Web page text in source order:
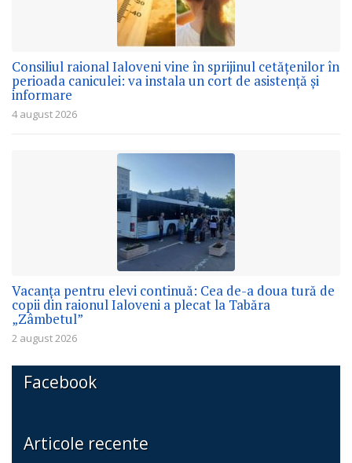
Consiliul raional Ialoveni vine în sprijinul cetățenilor în
perioada caniculei: va instala un cort de asistență și
informare
4 august 2026
Vacanța pentru elevi continuă: Cea de-a doua tură de
copii din raionul Ialoveni a plecat la Tabăra
„Zâmbetul”
2 august 2026
Facebook
Articole recente